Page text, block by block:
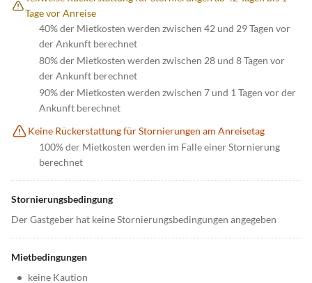
Tage vor Anreise
40% der Mietkosten werden zwischen 42 und 29 Tagen vor
der Ankunft berechnet
80% der Mietkosten werden zwischen 28 und 8 Tagen vor
der Ankunft berechnet
90% der Mietkosten werden zwischen 7 und 1 Tagen vor der
Ankunft berechnet
Keine Rückerstattung für Stornierungen am Anreisetag
100% der Mietkosten werden im Falle einer Stornierung
berechnet
Stornierungsbedingung
Der Gastgeber hat keine Stornierungsbedingungen angegeben
Mietbedingungen
• keine Kaution